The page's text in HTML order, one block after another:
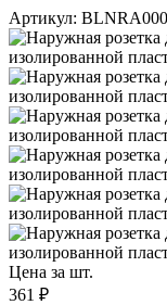
Артикул:
Цена за шт.
361 ₽